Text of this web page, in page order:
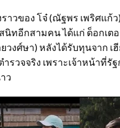
ราวของ โจ๋ (ณัฐพร เพริศแ
นิทอีกสามคน ได้แก่ ด็อกเ
ยวงศ์ษา) หลังได้รับทุนจาก
วจจริง เพราะเจ้าหน้าที่
ว